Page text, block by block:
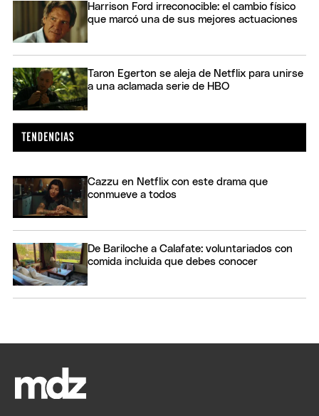
Harrison Ford irreconocible: el cambio físico
que marcó una de sus mejores actuaciones
Taron Egerton se aleja de Netflix para unirse
a una aclamada serie de HBO
Cazzu en Netflix con este drama que
conmueve a todos
De Bariloche a Calafate: voluntariados con
comida incluida que debes conocer